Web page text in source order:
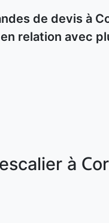
de devis à
relation avec
à